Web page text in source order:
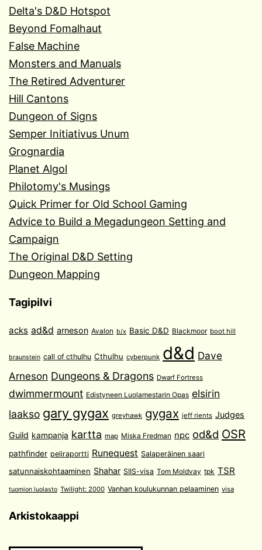
Delta's D&D Hotspot
Beyond Fomalhaut
False Machine
Monsters and Manuals
The Retired Adventurer
Hill Cantons
Dungeon of Signs
Semper Initiativus Unum
Grognardia
Planet Algol
Philotomy's Musings
Quick Primer for Old School Gaming
Advice to Build a Megadungeon Setting and
Campaign
The Original D&D Setting
Dungeon Mapping
Tagipilvi
acks ad&d arneson Avalon b/x Basic D&D Blackmoor boot hill
braunstein call of cthulhu Cthulhu cyberpunk d&d Dave
Arneson Dungeons & Dragons Dwarf Fortress
dwimmermount Edistyneen Luolamestarin Opas elsirin
laakso gary gygax greyhawk gygax jeff rients Judges
Guild kampanja kartta map Miska Fredman npc od&d OSR
pathfinder peliraportti Runequest Salaperäinen saari
satunnaiskohtaaminen Shahar SIIS-visa Tom Moldvay tpk TSR
tuomion luolasto Twilight: 2000 Vanhan koulukunnan pelaaminen visa
Arkistokaappi